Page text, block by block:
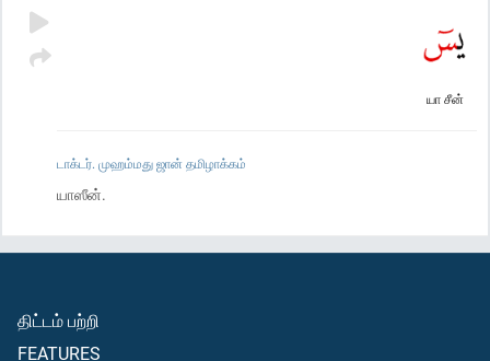
யா சீன்
டாக்டர். முஹம்மது ஜான் தமிழாக்கம்
யாஸீன்.
திட்டம் பற்றி
FEATURES